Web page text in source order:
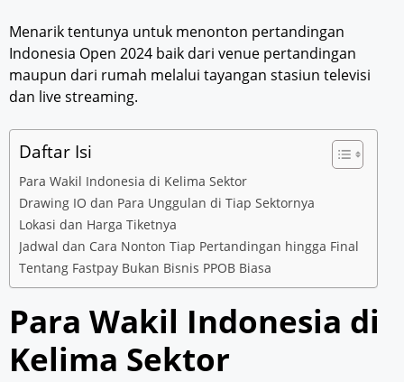
Menarik tentunya untuk menonton pertandingan
Indonesia Open 2024 baik dari venue pertandingan
maupun dari rumah melalui tayangan stasiun televisi
dan live streaming.
Daftar Isi
Para Wakil Indonesia di Kelima Sektor
Drawing IO dan Para Unggulan di Tiap Sektornya
Lokasi dan Harga Tiketnya
Jadwal dan Cara Nonton Tiap Pertandingan hingga Final
Tentang Fastpay Bukan Bisnis PPOB Biasa
Para Wakil Indonesia di
Kelima Sektor